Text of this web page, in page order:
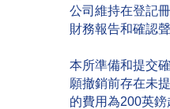
公司維持在登記
財務報告和確認
本所準備和提交
願撤銷前存在未
的費用為200英